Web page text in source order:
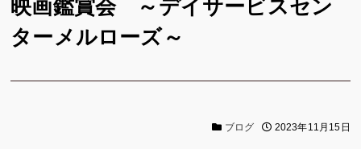
映画鑑賞会 ～デイサービスセン
ターメルローズ～
2023年11月15日
ブログ